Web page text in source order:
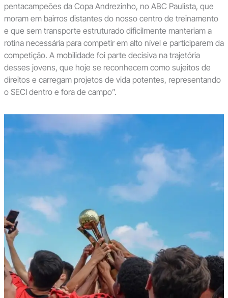
pentacampeões da Copa Andrezinho, no ABC Paulista, que
moram em bairros distantes do nosso centro de treinamento
e que sem transporte estruturado dificilmente manteriam a
rotina necessária para competir em alto nível e participarem da
competição. A mobilidade foi parte decisiva na trajetória
desses jovens, que hoje se reconhecem como sujeitos de
direitos e carregam projetos de vida potentes, representando
o SECI dentro e fora de campo”.